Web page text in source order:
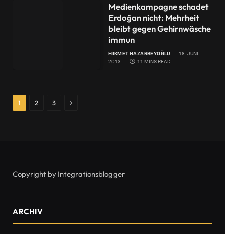
Medienkampagne schadet
Erdoğan nicht: Mehrheit
bleibt gegen Gehirnwäsche
immun
HIKMET HAZARBEYOĞLU
18. JUNI
2013
11 MINS READ
1 2 3 Next
Copyright by Integrationsblogger
ARCHIV